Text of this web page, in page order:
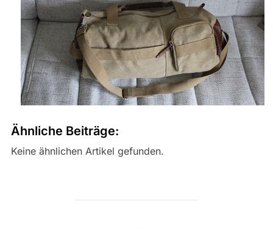
Ähnliche Beiträge:
Keine ähnlichen Artikel gefunden.